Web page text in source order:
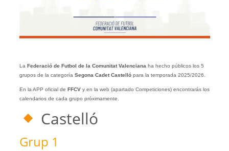
LaFederació de Futbol de la Comunitat Valencianaha hecho públicos los 5
grupos de la categoría Segona Cadet Castellópara la temporada 2025/2026.
En la APP oficial de FFCVy en la web (apartado Competiciones) encontrarás los
calendarios de cada grupo próximamente.
Castelló
Grup 1